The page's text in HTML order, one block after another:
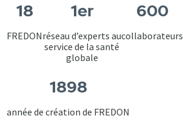
18
FREDON
1er
réseau d’experts au
service de la santé
globale
600
collaborateurs
1898
année de création de FREDON